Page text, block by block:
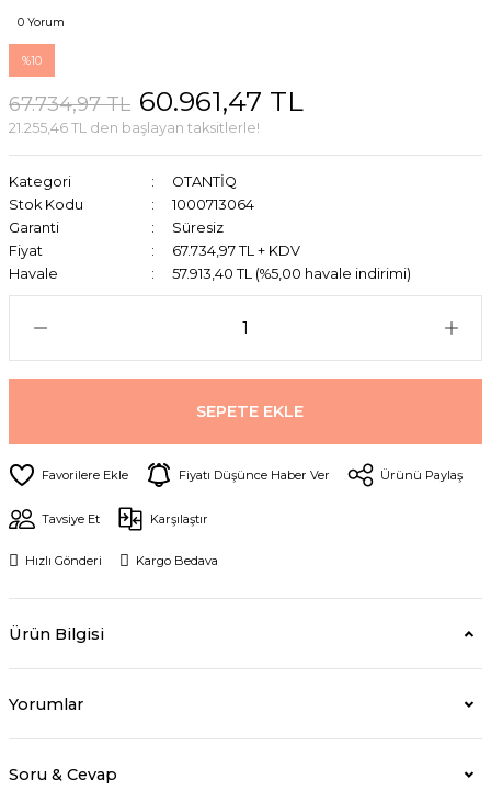
0 Yorum
%10
67.734,97 TL 60.961,47 TL
21.255,46 TL den başlayan taksitlerle!
Kategori
OTANTİQ
Stok Kodu
1000713064
Garanti
Süresiz
Fiyat
67.734,97 TL + KDV
Havale
57.913,40 TL (%5,00 havale indirimi)
SEPETE EKLE
Fiyatı Düşünce Haber Ver Ürünü Paylaş
Tavsiye Et Karşılaştır
Hızlı Gönderi Kargo Bedava
Ürün Bilgisi
Yorumlar
Soru & Cevap